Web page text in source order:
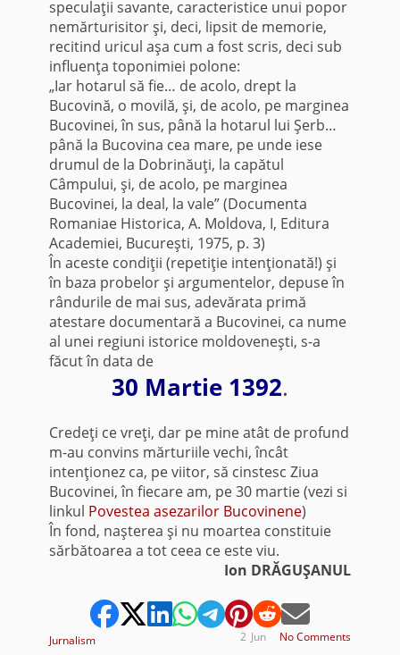
speculaţii savante, caracteristice unui popor
nemărturisitor şi, deci, lipsit de memorie,
recitind uricul aşa cum a fost scris, deci sub
influenţa toponimiei polone:
„Iar hotarul să fie… de acolo, drept la
Bucovină, o movilă, şi, de acolo, pe marginea
Bucovinei, în sus, până la hotarul lui Şerb…
până la Bucovina cea mare, pe unde iese
drumul de la Dobrinăuţi, la capătul
Câmpului, şi, de acolo, pe marginea
Bucovinei, la deal, la vale” (Documenta
Romaniae Historica, A. Moldova, I, Editura
Academiei, Bucureşti, 1975, p. 3)
În aceste condiţii (repetiţie intenţionată!) şi
în baza probelor şi argumentelor, depuse în
rândurile de mai sus, adevărata primă
atestare documentară a Bucovinei, ca nume
al unei regiuni istorice moldoveneşti, s-a
făcut în data de
30 Martie 1392.
Credeţi ce vreţi, dar pe mine atât de profund
m-au convins mărturiile vechi, încât
intenţionez ca, pe viitor, să cinstesc Ziua
Bucovinei, în fiecare am, pe 30 martie (vezi si
linkul Povestea asezarilor Bucovinene)
În fond, naşterea şi nu moartea constituie
sărbătoarea a tot ceea ce este viu.
Ion DRĂGUŞANUL
Jurnalism No Comments
Jun
2